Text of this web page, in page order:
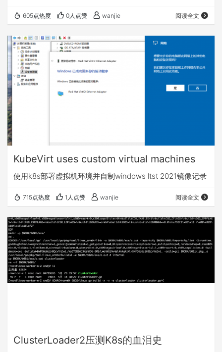
605点热度 0人点赞 wanjie 阅读全文
KubeVirt uses custom virtual machines
使用k8s部署虚拟机环境并自制windows ltst 2021镜像记录
715点热度 1人点赞 wanjie 阅读全文
ClusterLoader2压测K8s的血泪史